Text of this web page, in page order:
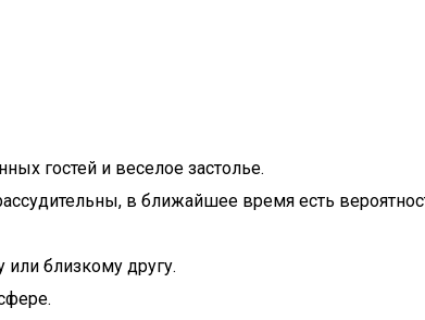
гостей и веселое застолье.
в ближайшее время есть
или близкому другу.